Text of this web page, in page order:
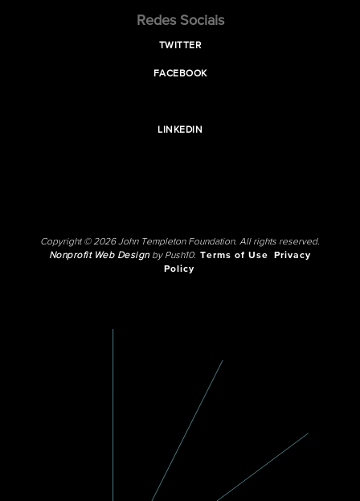
Redes Sociais
TWITTER
FACEBOOK
LINKEDIN
Copyright © 2026 John Templeton Foundation. All rights reserved.
Nonprofit Web Designby Push10. Terms of Use
Privacy
Policy